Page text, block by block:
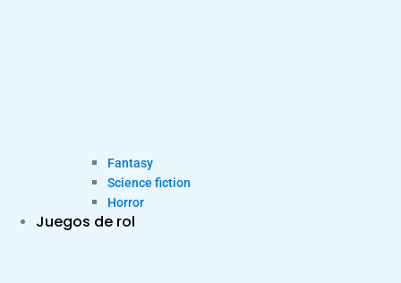
Fantasy
Science fiction
Horror
Juegos de rol